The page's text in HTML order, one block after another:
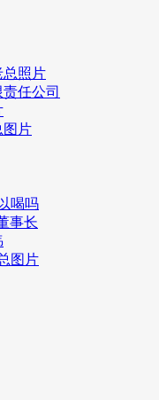
总照片
任公司
图片
喝吗
事长
图片